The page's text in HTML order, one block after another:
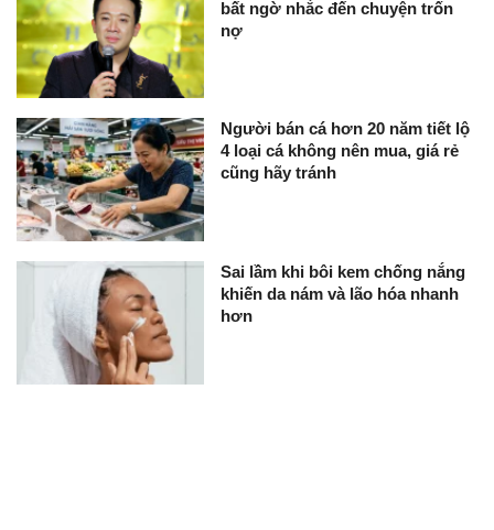
bất ngờ nhắc đến chuyện trốn
nợ
Người bán cá hơn 20 năm tiết lộ
4 loại cá không nên mua, giá rẻ
cũng hãy tránh
Sai lầm khi bôi kem chống nắng
khiến da nám và lão hóa nhanh
hơn